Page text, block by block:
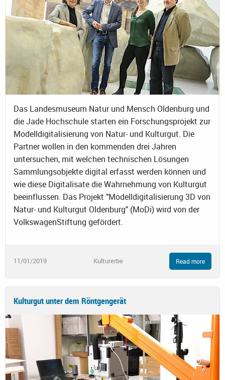
Das Landesmuseum Natur und Mensch Oldenburg und
die Jade Hochschule starten ein Forschungsprojekt zur
Modelldigitalisierung von Natur- und Kulturgut. Die
Partner wollen in den kommenden drei Jahren
untersuchen, mit welchen technischen Lösungen
Sammlungsobjekte digital erfasst werden können und
wie diese Digitalisate die Wahrnehmung von Kulturgut
beeinflussen. Das Projekt "Modelldigitalisierung 3D von
Natur- und Kulturgut Oldenburg" (MoDi) wird von der
VolkswagenStiftung gefördert.
11/01/2019 Kulturerbe Read more
Kulturgut unter dem Röntgengerät